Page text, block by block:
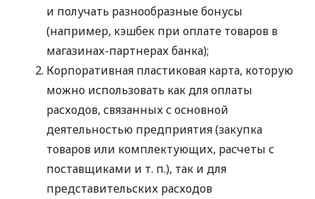
и получать разнообразные бонусы
(например, кэшбек при оплате товаров в
магазинах-партнерах банка);
Корпоративная пластиковая карта, которую
можно использовать как для оплаты
расходов, связанных с основной
деятельностью предприятия (закупка
товаров или комплектующих, расчеты с
поставщиками и т. п.), так и для
представительских расходов